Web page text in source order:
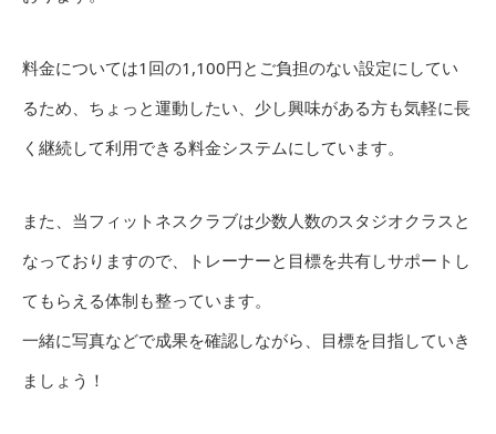
料金については1回の1,100円とご負担のない設定にしてい
るため、ちょっと運動したい、少し興味がある方も気軽に長
く継続して利用できる料金システムにしています。
また、当フィットネスクラブは少数人数のスタジオクラスと
なっておりますので、トレーナーと目標を共有しサポートし
てもらえる体制も整っています。
一緒に写真などで成果を確認しながら、目標を目指していき
ましょう！